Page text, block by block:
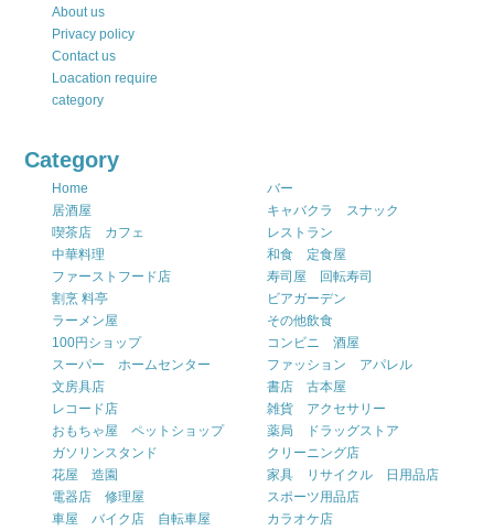
About us
Privacy policy
Contact us
Loacation require
category
Category
Home
バー
居酒屋
キャバクラ スナック
喫茶店 カフェ
レストラン
中華料理
和食 定食屋
ファーストフード店
寿司屋 回転寿司
割烹 料亭
ビアガーデン
ラーメン屋
その他飲食
100円ショップ
コンビニ 酒屋
スーパー ホームセンター
ファッション アパレル
文房具店
書店 古本屋
レコード店
雑貨 アクセサリー
おもちゃ屋 ペットショップ
薬局 ドラッグストア
ガソリンスタンド
クリーニング店
花屋 造園
家具 リサイクル 日用品店
電器店 修理屋
スポーツ用品店
車屋 バイク店 自転車屋
カラオケ店